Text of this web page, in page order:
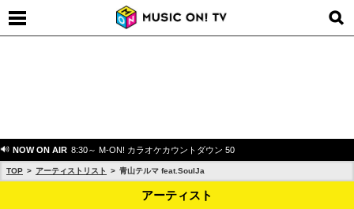
NOW ON AIR 8:30～ M-ON! カラオケカウントダウン 50
TOP アーティストリスト 青山テルマ feat.SoulJa
アーティスト